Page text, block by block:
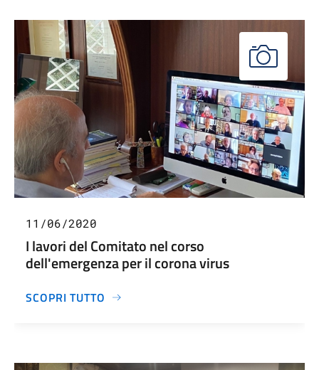
11/06/2020
I lavori del Comitato nel corso
dell'emergenza per il corona virus
SCOPRI TUTTO